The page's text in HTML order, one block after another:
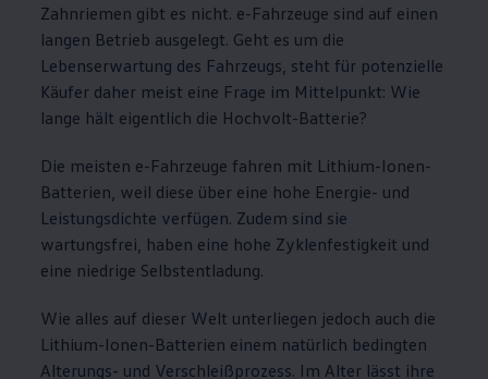
Zahnriemen gibt es nicht. e-Fahrzeuge sind auf einen
langen Betrieb ausgelegt. Geht es um die
Lebenserwartung des Fahrzeugs, steht für potenzielle
Käufer daher meist eine Frage im Mittelpunkt: Wie
lange hält eigentlich die Hochvolt-Batterie?
Die meisten e-Fahrzeuge fahren mit Lithium-Ionen-
Batterien, weil diese über eine hohe Energie- und
Leistungsdichte verfügen. Zudem sind sie
wartungsfrei, haben eine hohe Zyklenfestigkeit und
eine niedrige Selbstentladung.
Wie alles auf dieser Welt unterliegen jedoch auch die
Lithium-Ionen-Batterien einem natürlich bedingten
Alterungs- und Verschleißprozess. Im Alter lässt ihre